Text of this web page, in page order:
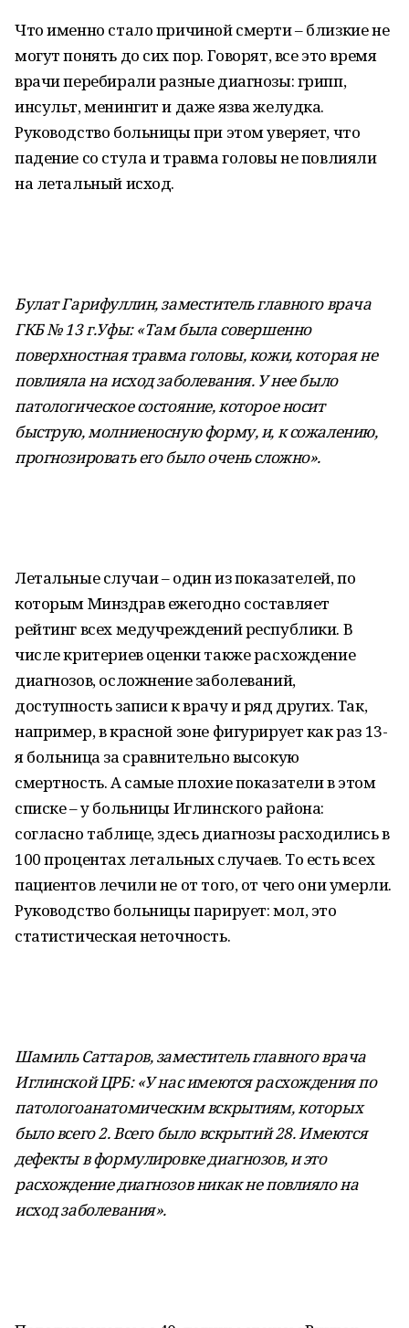
Что именно стало причиной смерти – близкие не
могут понять до сих пор. Говорят, все это время
врачи перебирали разные диагнозы: грипп,
инсульт, менингит и даже язва желудка.
Руководство больницы при этом уверяет, что
падение со стула и травма головы не повлияли
на летальный исход.
Булат Гарифуллин, заместитель главного врача
ГКБ № 13 г.Уфы: «Там была совершенно
поверхностная травма головы, кожи, которая не
повлияла на исход заболевания. У нее было
патологическое состояние, которое носит
быструю, молниеносную форму, и, к сожалению,
прогнозировать его было очень сложно».
Летальные случаи – один из показателей, по
которым Минздрав ежегодно составляет
рейтинг всех медучреждений республики. В
числе критериев оценки также расхождение
диагнозов, осложнение заболеваний,
доступность записи к врачу и ряд других. Так,
например, в красной зоне фигурирует как раз 13-
я больница за сравнительно высокую
смертность. А самые плохие показатели в этом
списке – у больницы Иглинского района:
согласно таблице, здесь диагнозы расходились в
100 процентах летальных случаев. То есть всех
пациентов лечили не от того, от чего они умерли.
Руководство больницы парирует: мол, это
статистическая неточность.
Шамиль Саттаров, заместитель главного врача
Иглинской ЦРБ: «У нас имеются расхождения по
патологоанатомическим вскрытиям, которых
было всего 2. Всего было вскрытий 28. Имеются
дефекты в формулировке диагнозов, и это
расхождение диагнозов никак не повлияло на
исход заболевания».